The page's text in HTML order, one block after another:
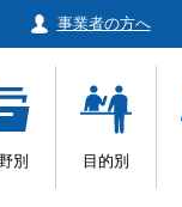
事業者の方へ
別 目的別